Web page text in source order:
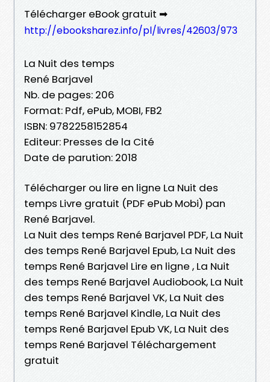
Télécharger eBook gratuit ➡
http://ebooksharez.info/pl/livres/42603/973
La Nuit des temps
René Barjavel
Nb. de pages: 206
Format: Pdf, ePub, MOBI, FB2
ISBN: 9782258152854
Editeur: Presses de la Cité
Date de parution: 2018
Télécharger ou lire en ligne La Nuit des
temps Livre gratuit (PDF ePub Mobi) pan
René Barjavel.
La Nuit des temps René Barjavel PDF, La Nuit
des temps René Barjavel Epub, La Nuit des
temps René Barjavel Lire en ligne , La Nuit
des temps René Barjavel Audiobook, La Nuit
des temps René Barjavel VK, La Nuit des
temps René Barjavel Kindle, La Nuit des
temps René Barjavel Epub VK, La Nuit des
temps René Barjavel Téléchargement
gratuit